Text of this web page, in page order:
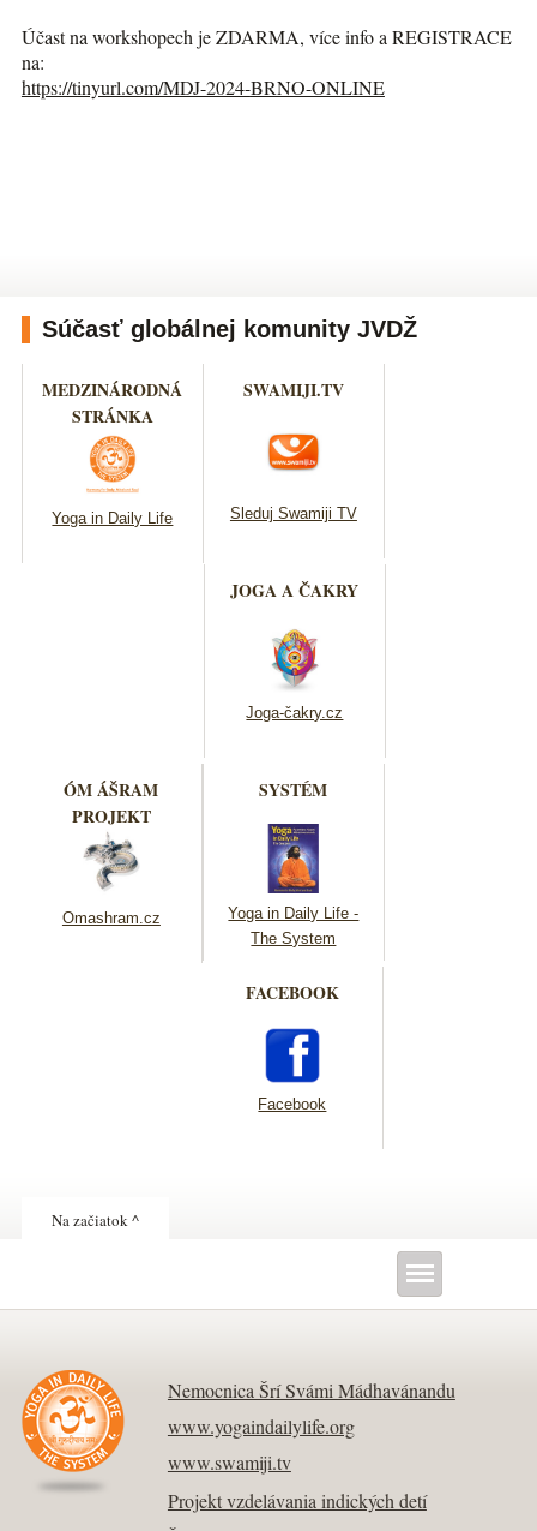
Účast na workshopech je ZDARMA, více info a REGISTRACE
na:
https://tinyurl.com/MDJ-2024-BRNO-ONLINE
Súčasť globálnej komunity JVDŽ
MEDZINÁRODNÁ
STRÁNKA
Yoga in Daily Life
SWAMIJI.TV
Sleduj Swamiji TV
JOGA A ČAKRY
Joga-čakry.cz
ÓM ÁŠRAM
PROJEKT
Omashram.cz
SYSTÉM
Yoga in Daily Life -
The System
FACEBOOK
Facebook
Na začiatok ^
Nemocnica Šrí Svámi Mádhavánandu
www.yogaindailylife.org
www.swamiji.tv
Projekt vzdelávania indických detí